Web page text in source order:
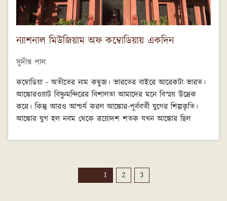
ন্যাশনাল মিউজিয়াম অফ কম্বোডিয়ায় একদিন
সুদীপ্ত পাল
কম্বোডিয়া - অতীতের নাম কম্বুজ। ভারতের বাইরে আরেকটা ভারত।
আঙ্কোরওয়াট বিষ্ণুমন্দিরের বিশালতা আমাদের মনে বিস্ময় উদ্রেক
করে। কিন্তু আরও আশ্চর্য করল আঙ্কোর-পূর্ববর্তী যুগের শিল্পকৃতি।
আঙ্কোর যুগ হল নবম থেকে ত্রয়োদশ শতক যখন আঙ্কোর ছিল
কিংডমের যুগ। এই যুগের মন্দির অল্প কিছু অবশিষ্ট আছে, তবে
অফ কম্বোডিয়ায় গেলে দেখা যায়। আঙ্কোর-পূর্ব, আঙ্কোর ও আঙ্কোর-
পরবর্তী তিন যুগেরই সংগ্ৰহ এই মিউজিয়ামে আছে।
1 PAGE
2 PAGE
3